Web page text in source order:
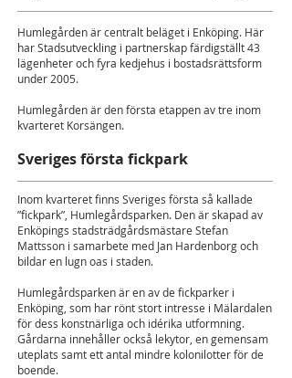
Humlegården är centralt beläget i Enköping. Här
har Stadsutveckling i partnerskap färdigställt 43
lägenheter och fyra kedjehus i bostadsrättsform
under 2005.
Humlegården är den första etappen av tre inom
kvarteret Korsängen.
Sveriges första fickpark
Inom kvarteret finns Sveriges första så kallade
”fickpark”, Humlegårdsparken. Den är skapad av
Enköpings stadsträdgårdsmästare Stefan
Mattsson i samarbete med Jan Hardenborg och
bildar en lugn oas i staden.
Humlegårdsparken är en av de fickparker i
Enköping, som har rönt stort intresse i Mälardalen
för dess konstnärliga och idérika utformning.
Gårdarna innehåller också lekytor, en gemensam
uteplats samt ett antal mindre kolonilotter för de
boende.